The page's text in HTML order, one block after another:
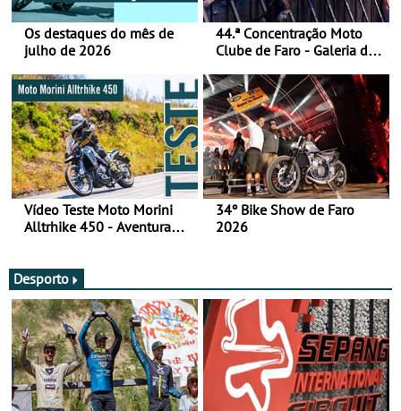
Os destaques do mês de
julho de 2026
44.ª Concentração Moto
Clube de Faro - Galeria de
Vídeo Teste Moto Morini
Alltrhike 450 - Aventura
34º Bike Show de Faro
2026
Desporto